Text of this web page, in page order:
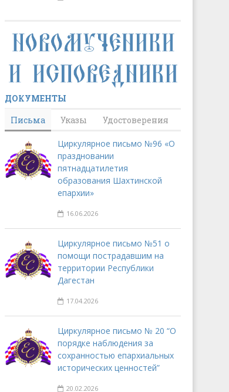
ДОКУМЕНТЫ
Письма
Указы Удостоверения
Циркулярное письмо №96 «О
праздновании
пятнадцатилетия
образования Шахтинской
епархии»
16.06.2026
Циркулярное письмо №51 о
помощи пострадавшим на
территории Республики
Дагестан
17.04.2026
Циркулярное письмо № 20 “О
порядке наблюдения за
сохранностью епархиальных
исторических ценностей”
20.02.2026